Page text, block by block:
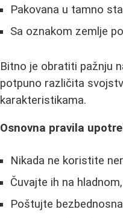
Pakovana u tamno
Sa oznakom zemlje
Bitno je obratiti pažnju
potpuno različita
karakteristikama.
Osnovna pravila
Nikada ne koristite
Čuvajte ih na
Poštujte